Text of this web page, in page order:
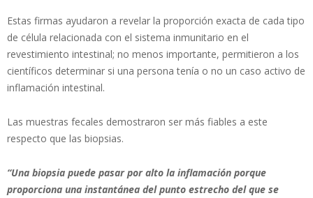
Estas firmas ayudaron a revelar la proporción exacta de cada tipo
de célula relacionada con el sistema inmunitario en el
revestimiento intestinal; no menos importante, permitieron a los
científicos determinar si una persona tenía o no un caso activo de
inflamación intestinal.
Las muestras fecales demostraron ser más fiables a este
respecto que las biopsias.
“Una biopsia puede pasar por alto la inflamación porque
proporciona una instantánea del punto estrecho del que se